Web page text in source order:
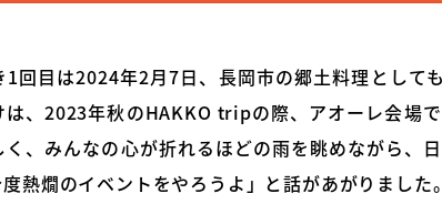
1回目は2024年2月7日、長岡市の郷土料理として
は、2023年秋のHAKKO tripの際、アオーレ会場
、みんなの心が折れるほどの雨を眺めながら、
熱燗のイベントをやろうよ」と話があがりました。